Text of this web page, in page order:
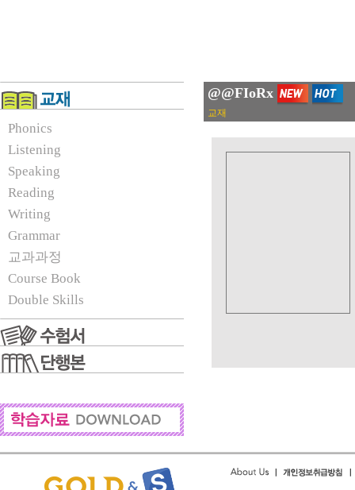
Phonics
Listening
Speaking
Reading
Writing
Grammar
교과과정
Course Book
Double Skills
@@FIoRx
교재